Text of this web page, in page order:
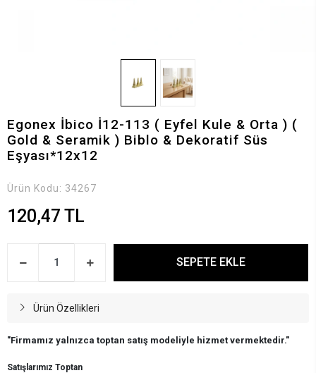
Egonex İbico İ12-113 ( Eyfel Kule & Orta ) (
Gold & Seramik ) Biblo & Dekoratif Süs
Eşyası*12x12
Ürün Kodu: 34267
120,47 TL
SEPETE EKLE
Ürün Özellikleri
"Firmamız yalnızca toptan satış modeliyle hizmet vermektedir."
Satışlarımız Toptan